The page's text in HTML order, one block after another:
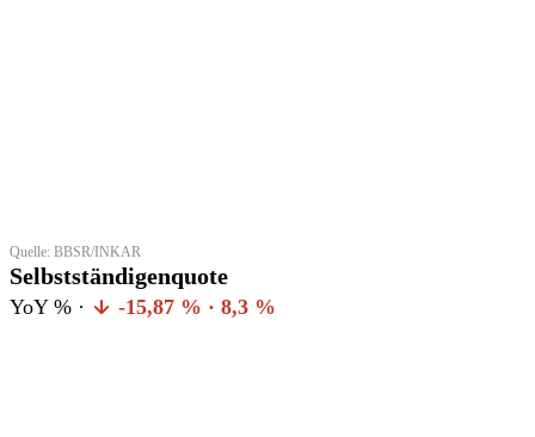
Quelle: BBSR/INKAR
Selbstständigenquote
YoY % · -15,87 % · 8,3 %